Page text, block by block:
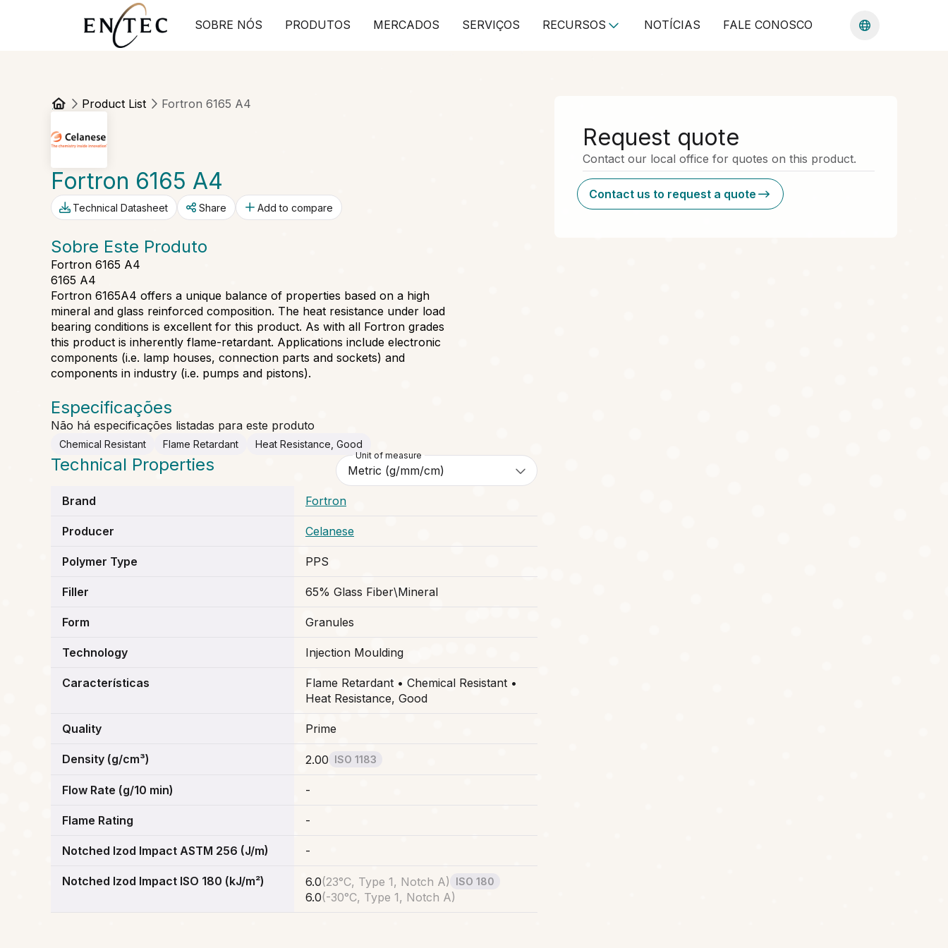
SOBRE NÓS PRODUTOS MERCADOS SERVIÇOS RECURSOS NOTÍCIAS FALE CONOSCO
Product List Fortron 6165 A4
Fortron 6165 A4
Technical Datasheet Share Add to compare
Sobre Este Produto
Fortron 6165 A4
6165 A4
Fortron 6165A4 offers a unique balance of properties based on a high
mineral and glass reinforced composition. The heat resistance under load
bearing conditions is excellent for this product. As with all Fortron grades
this product is inherently flame-retardant. Applications include electronic
components (i.e. lamp houses, connection parts and sockets) and
components in industry (i.e. pumps and pistons).
Especificações
Não há especificações listadas para este produto
Chemical Resistant Flame Retardant Heat Resistance, Good
Technical Properties Unit of measure
Brand Fortron
Producer Celanese
Polymer Type PPS
Filler 65% Glass Fiber\Mineral
Form Granules
Technology Injection Moulding
Características
Flame Retardant • Chemical Resistant •
Heat Resistance, Good
Quality Prime
Density (g/cm³) 2.00 ISO 1183
Flow Rate (g/10 min) -
Flame Rating -
Notched Izod Impact ASTM 256 (J/m) -
Notched Izod Impact ISO 180 (kJ/m²) 6.0(23°C, Type 1, Notch A) ISO 180
6.0(-30°C, Type 1, Notch A)
Request quote
Contact our local office for quotes on this product.
Contact us to request a quote